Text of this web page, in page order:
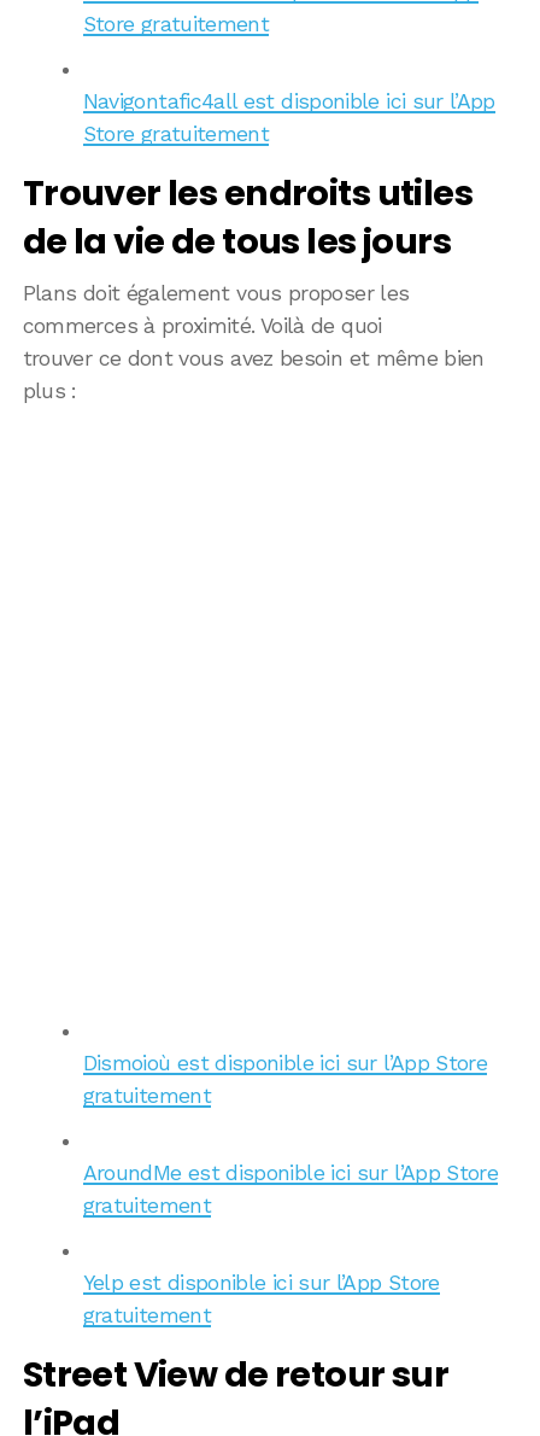
Store gratuitement
Navigontafic4all est disponible ici sur l’App
Store gratuitement
Trouver les endroits utiles
de la vie de tous les jours
Plans doit également vous proposer les
commerces à proximité. Voilà de quoi
trouver ce dont vous avez besoin et même bien
plus :
Dismoioù est disponible ici sur l’App Store
gratuitement
AroundMe est disponible ici sur l’App Store
gratuitement
Yelp est disponible ici sur l’App Store
gratuitement
Street View de retour sur
l’iPad